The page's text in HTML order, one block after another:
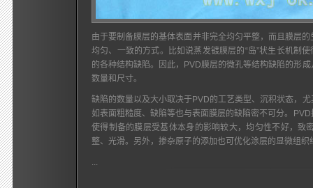
由于要制备膜层的基体表面并非完全均匀平整，而且膜层
均匀、一致的方式。比如说蒸发镀膜层的“岛”状生长机制
的各种结构缺陷。因此，PVD膜层的微孔等结构缺陷的形
数量和尺寸。
缺陷的数量以及大小取决于PVD的工艺类型、沉积状态，
如表面粗糙度、缺陷等也与表面膜层的缺陷密不可分。
使得制备的膜层受基体本身的影响较大，均匀性不好，致
整、光滑。另外，掺杂原子的添加也可优化涂层的显微组织